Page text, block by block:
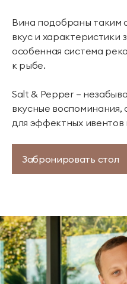
Вина подобраны таким
вкус и характеристики
особенная система
к рыбе.
Salt & Pepper —
вкусные
для эффектных ивентов
Забронировать стол